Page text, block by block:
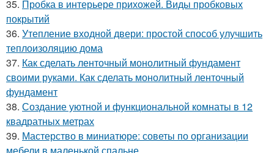
35. Пробка в интерьере прихожей. Виды пробковых
покрытий
36. Утепление входной двери: простой способ улучшить
теплоизоляцию дома
37. Как сделать ленточный монолитный фундамент
своими руками. Как сделать монолитный ленточный
фундамент
38. Создание уютной и функциональной комнаты в 12
квадратных метрах
39. Мастерство в миниатюре: советы по организации
мебели в маленькой спальне